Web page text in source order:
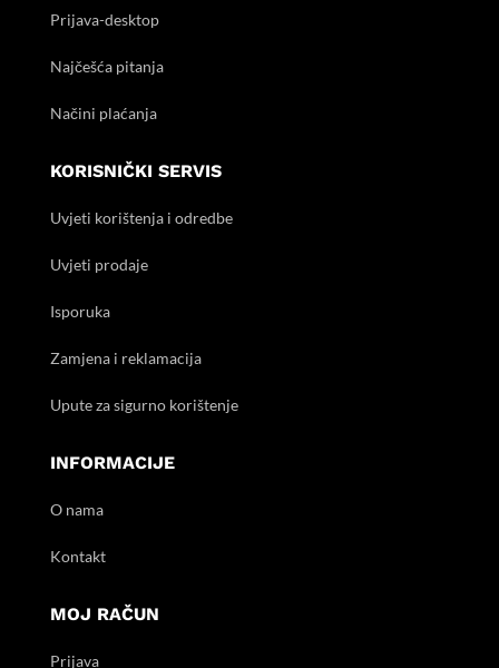
Prijava-desktop
Najčešća pitanja
Načini plaćanja
KORISNIČKI SERVIS
Uvjeti korištenja i odredbe
Uvjeti prodaje
Isporuka
Zamjena i reklamacija
Upute za sigurno korištenje
INFORMACIJE
O nama
Kontakt
MOJ RAČUN
Prijava